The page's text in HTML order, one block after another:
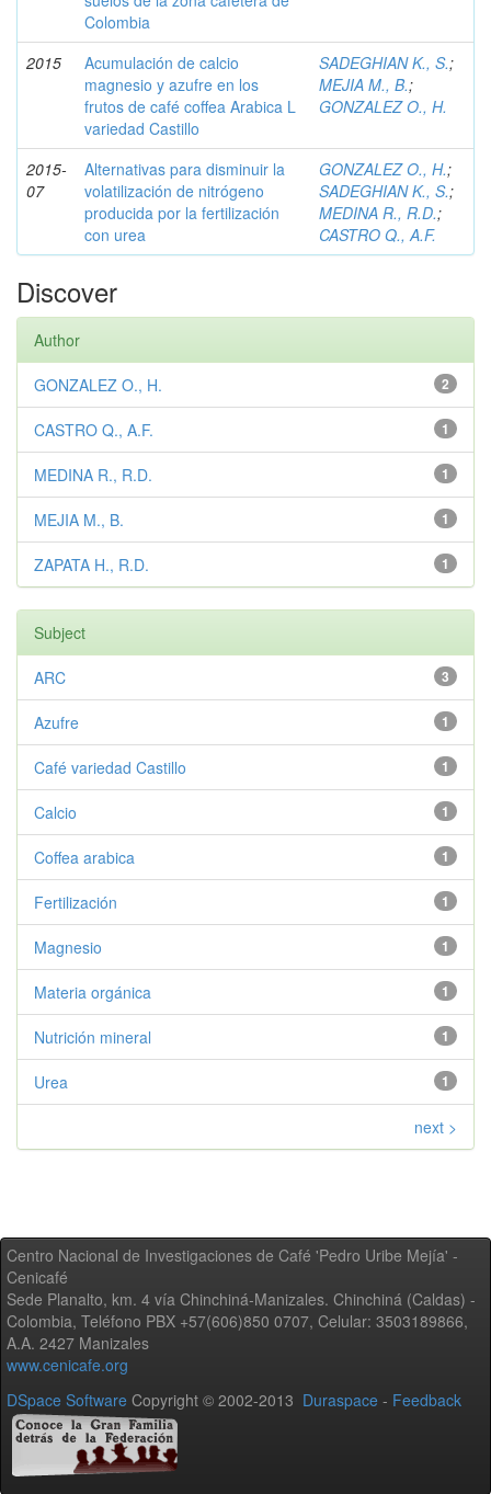
Colombia
2015
Acumulación de calcio
magnesio y azufre en los
frutos de café coffea Arabica L
variedad Castillo
SADEGHIAN K., S.;
MEJIA M., B.;
GONZALEZ O., H.
2015-
07
Alternativas para disminuir la
volatilización de nitrógeno
producida por la fertilización
con urea
GONZALEZ O., H.;
SADEGHIAN K., S.;
MEDINA R., R.D.;
CASTRO Q., A.F.
Discover
Author
2
GONZALEZ O., H.
1
CASTRO Q., A.F.
1
MEDINA R., R.D.
1
MEJIA M., B.
1
ZAPATA H., R.D.
Subject
3
ARC
1
Azufre
1
Café variedad Castillo
1
Calcio
1
Coffea arabica
1
Fertilización
1
Magnesio
1
Materia orgánica
1
Nutrición mineral
1
Urea
next >
Centro Nacional de Investigaciones de Café 'Pedro Uribe Mejía' -
Cenicafé
Sede Planalto, km. 4 vía Chinchiná-Manizales. Chinchiná (Caldas) -
Colombia, Teléfono PBX +57(606)850 0707, Celular: 3503189866,
A.A. 2427 Manizales
www.cenicafe.org
DSpace Software Copyright © 2002-2013 Duraspace - Feedback